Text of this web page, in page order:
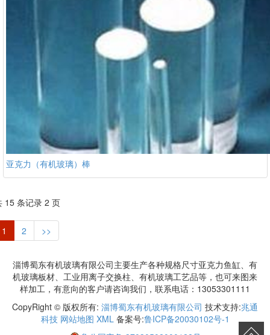
亚克力（有机玻璃）棒
15 条记录 2 页
1 2 >>
淄博蜀东有机玻璃有限公司主要生产各种规格尺寸亚克力鱼缸、有
机玻璃板材、工业用离子交换柱、有机玻璃工艺品等，也可来图来
样加工，有意向的客户请咨询我们，联系电话：13053301111
CopyRight © 版权所有: 淄博蜀东有机玻璃有限公司 技术支持:兆通
科技 网站地图 XML 备案号:鲁ICP备20030102号-1